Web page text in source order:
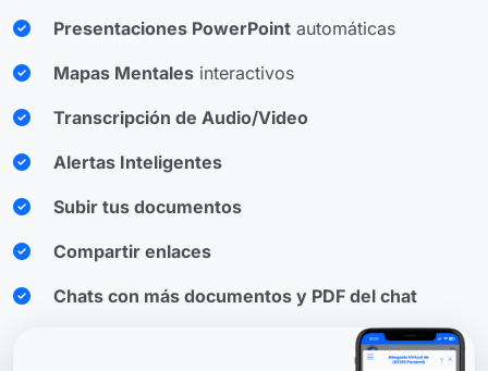
Presentaciones PowerPoint automáticas
Mapas Mentales interactivos
Transcripción de Audio/Video
Alertas Inteligentes
Subir tus documentos
Compartir enlaces
Chats con más documentos y PDF del chat